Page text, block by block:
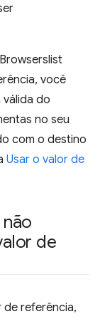
você
do
no seu
com o destino
Usar o valor de
de
de referência,